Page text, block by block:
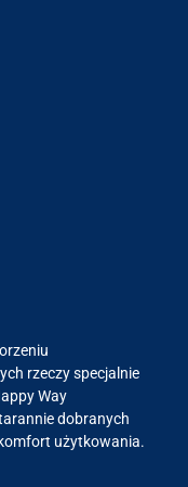
rzeczy specjalnie
Way
dobranych
użytkowania.